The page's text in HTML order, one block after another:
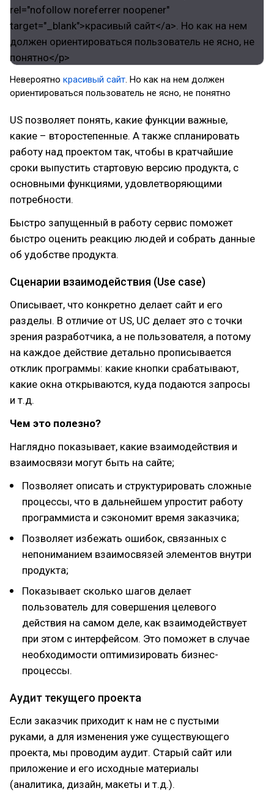
Невероятно красивый сайт . Но как на нем должен
ориентироваться пользователь не ясно, не понятно
US позволяет понять, какие функции важные,
какие – второстепенные. А также спланировать
работу над проектом так, чтобы в кратчайшие
сроки выпустить стартовую версию продукта, с
основными функциями, удовлетворяющими
потребности.
Быстро запущенный в работу сервис поможет
быстро оценить реакцию людей и собрать данные
об удобстве продукта.
Сценарии взаимодействия (Use case)
Описывает, что конкретно делает сайт и его
разделы. В отличие от US, UC делает это с точки
зрения разработчика, а не пользователя, а потому
на каждое действие детально прописывается
отклик программы: какие кнопки срабатывают,
какие окна открываются, куда подаются запросы
и т.д.
Чем это полезно?
Наглядно показывает, какие взаимодействия и
взаимосвязи могут быть на сайте;
Позволяет описать и структурировать сложные
процессы, что в дальнейшем упростит работу
программиста и сэкономит время заказчика;
Позволяет избежать ошибок, связанных с
непониманием взаимосвязей элементов внутри
продукта;
Показывает сколько шагов делает
пользователь для совершения целевого
действия на самом деле, как взаимодействует
при этом с интерфейсом. Это поможет в случае
необходимости оптимизировать бизнес-
процессы.
Аудит текущего проекта
Если заказчик приходит к нам не с пустыми
руками, а для изменения уже существующего
проекта, мы проводим аудит. Старый сайт или
приложение и его исходные материалы
(аналитика, дизайн, макеты и т.д.).